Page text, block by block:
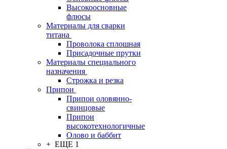
Высокоосновные
флюсы
Материалы для сварки
титана
Проволока сплошная
Присадочные прутки
Материалы специального
назначения
Строжка и резка
Припои
Припои оловянно-
свинцовые
Припои
высокотехнологичные
Олово и баббит
+ ЕЩЕ 1